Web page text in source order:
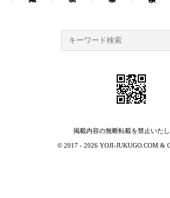
掲載内容の無断転載を禁止いたし
© 2017 - 2026 YOJI-JUKUGO.COM &